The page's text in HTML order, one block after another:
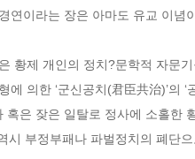
연이라는 장은 아마도 유교 이념
황제 개인의 정치?문학적 자문
의한 ‘군신공치(君臣共治)’의 ‘
은 잦은 일탈로 정사에 소홀한
부정부패나 파벌정치의 폐단